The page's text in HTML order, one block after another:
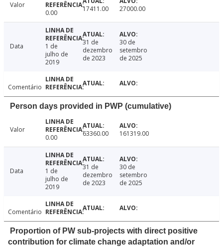
Valor
0.00
17411.00 27000.00
Data
1 de
julho de
2019
31 de
dezembro
de 2023
30 de
setembro
de 2025
Comentário
Person days provided in PWP (cumulative)
Valor
0.00
63360.00 161319.00
Data
1 de
julho de
2019
31 de
dezembro
de 2023
30 de
setembro
de 2025
Comentário
Proportion of PW sub-projects with direct positive
contribution for climate change adaptation and/or